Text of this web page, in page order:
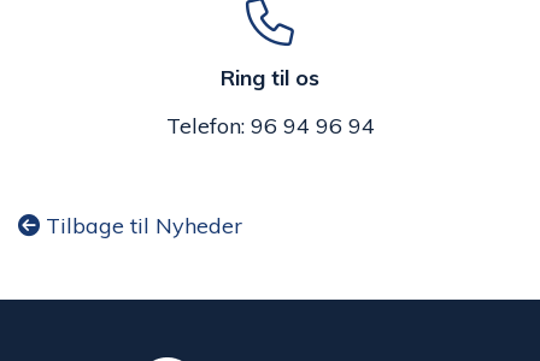
Ring til os
Telefon: 96 94 96 94
Tilbage til Nyheder